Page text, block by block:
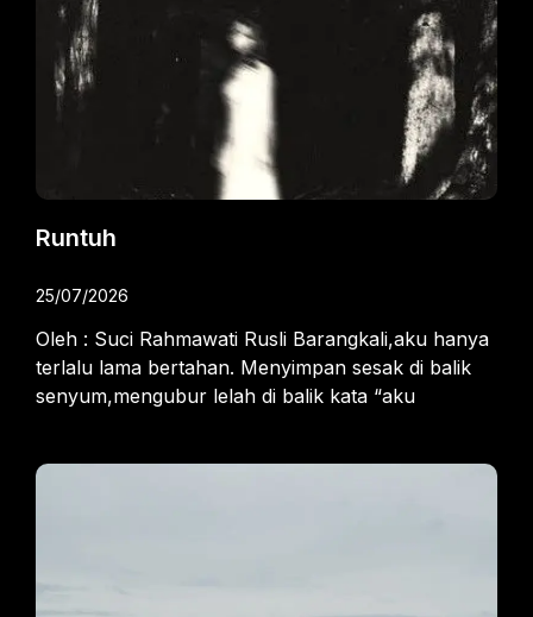
Runtuh
25/07/2026
Oleh : Suci Rahmawati Rusli Barangkali,aku hanya
terlalu lama bertahan. Menyimpan sesak di balik
senyum,mengubur lelah di balik kata “aku